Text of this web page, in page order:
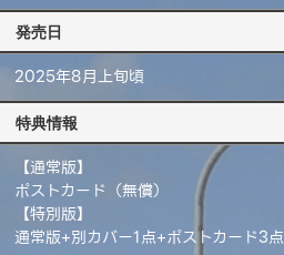
発売日
2025年8月上旬頃
特典情報
【通常版】
ポストカード（無償）
【特別版】
通常版+別カバー1点+ポストカード3点